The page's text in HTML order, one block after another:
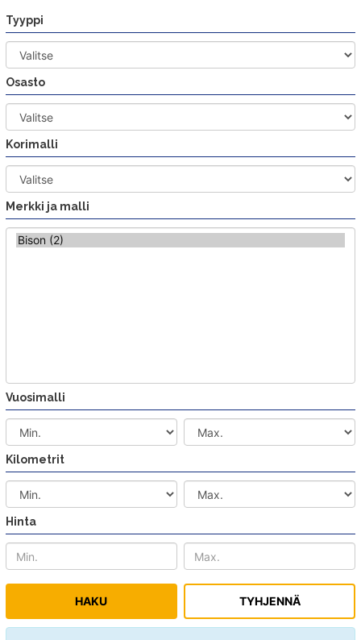
sisältöön
Tyyppi
Osasto
Korimalli
Merkki ja malli
Vuosimalli
Kilometrit
Hinta